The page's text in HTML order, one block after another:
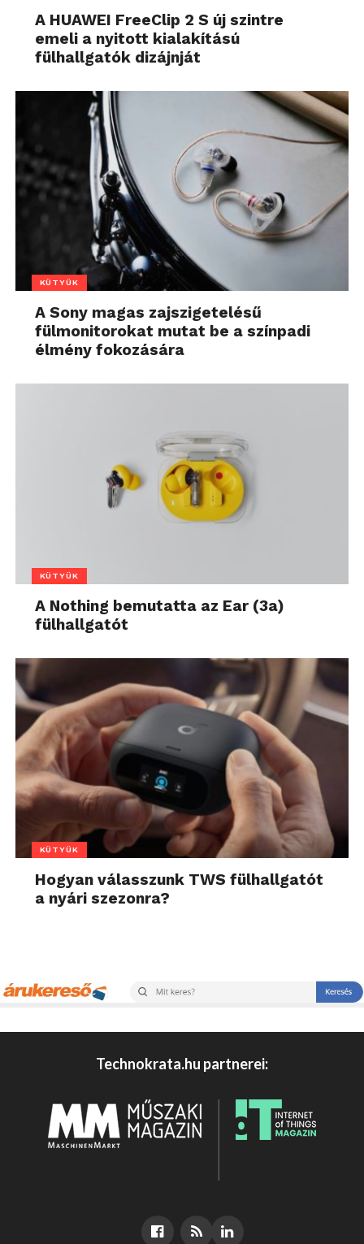
A HUAWEI FreeClip 2 S új szintre
emeli a nyitott kialakítású
fülhallgatók dizájnját
KÜTYÜK
A Sony magas zajszigetelésű
fülmonitorokat mutat be a színpadi
élmény fokozására
KÜTYÜK
A Nothing bemutatta az Ear (3a)
fülhallgatót
KÜTYÜK
Hogyan válasszunk TWS fülhallgatót
a nyári szezonra?
Technokrata.hu partnerei: